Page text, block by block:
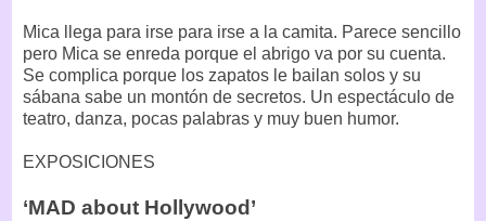
Mica llega para irse para irse a la camita. Parece sencillo
pero Mica se enreda porque el abrigo va por su cuenta.
Se complica porque los zapatos le bailan solos y su
sábana sabe un montón de secretos. Un espectáculo de
teatro, danza, pocas palabras y muy buen humor.
EXPOSICIONES
‘MAD about Hollywood’